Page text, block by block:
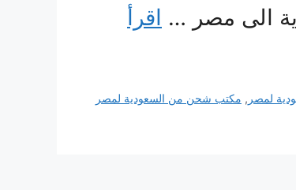
الى مصر … اقرأ
لمصر , مكتب شحن من السعودية لمصر